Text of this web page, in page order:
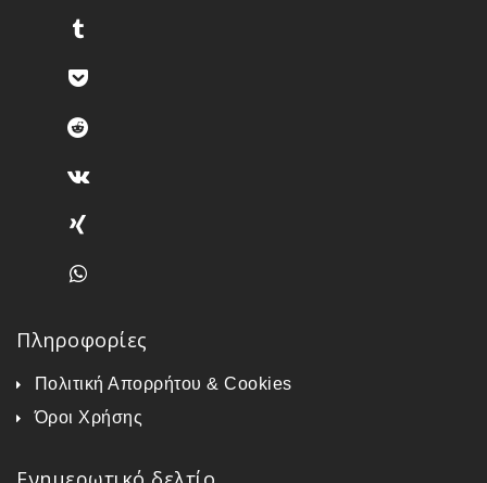
Πληροφορίες
Πολιτική Απορρήτου & Cookies
Όροι Χρήσης